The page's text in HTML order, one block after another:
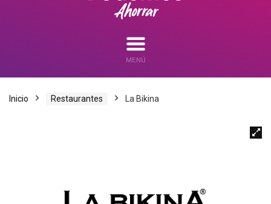
MENÚ
Inicio Restaurantes La Bikina